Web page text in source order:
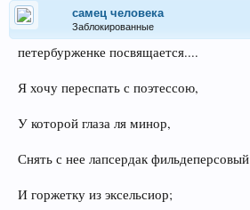
самец человека
Заблокированные
петербурженке посвящается....
Я хочу переспать с поэтессою,
У которой глаза ля минор,
Снять с нее лапсердак фильдеперсовый
И горжетку из эксельсиор;